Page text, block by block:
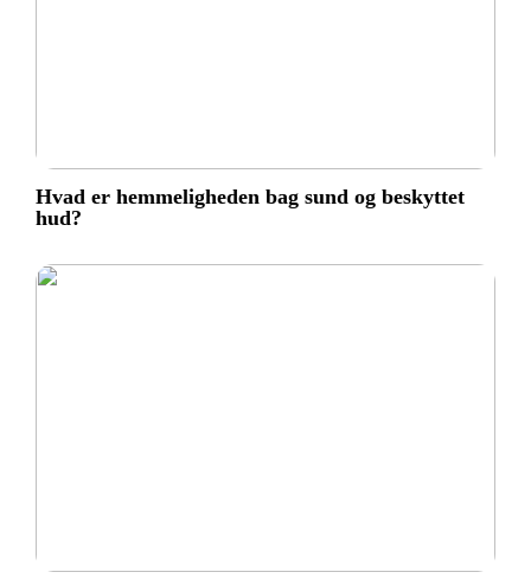
Hvad er hemmeligheden bag sund og beskyttet
hud?